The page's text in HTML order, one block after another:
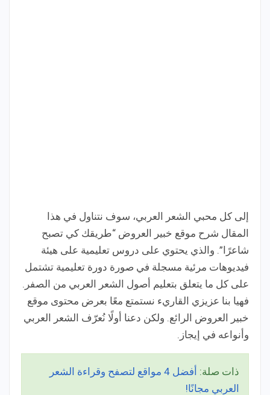
إلى كل محبي الشعر العربي، سوف نتناول في هذا
المقال شرح موقع خبير العروض “طريقك كي تصبح
شاعرًا”. والذي يحتوي على دروس تعليمية على هيئة
فيديوهات مرئية مسجلة في صورة دورة تعليمية تشتمل
على كل ما يتعلق بتعليم أصول الشعر العربي من الصفر.
فهيا بنا عزيزي القاريء نستمتع معًا بعرض محتوى موقع
خبير العروض الرائع. ولكن دعنا أولًا نُعرّف الشعر العربي
وأنواعه في إيجاز.
ذات صلة:
أفضل 4 مواقع لتصفح وقراءة الشعر
العربي مجانًا!